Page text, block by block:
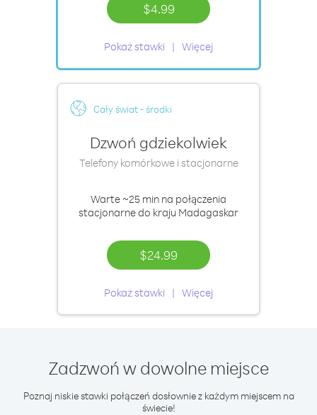
$4.99
Pokaż stawki Więcej
Cały świat - środki
Dzwoń gdziekolwiek
Telefony komórkowe i stacjonarne
Warte ~25 min na połączenia
stacjonarne do kraju Madagaskar
$24.99
Pokaż stawki Więcej
Zadzwoń w dowolne miejsce
Poznaj niskie stawki połączeń dosłownie z każdym miejscem na
świecie!